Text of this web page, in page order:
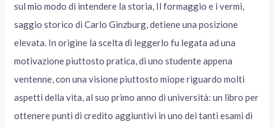
sul mio modo di intendere la storia, Il formaggio e i vermi,
saggio storico di Carlo Ginzburg, detiene una posizione
elevata. In origine la scelta di leggerlo fu legata ad una
motivazione piuttosto pratica, di uno studente appena
ventenne, con una visione piuttosto miope riguardo molti
aspetti della vita, al suo primo anno di università: un libro per
ottenere punti di credito aggiuntivi in uno dei tanti esami di